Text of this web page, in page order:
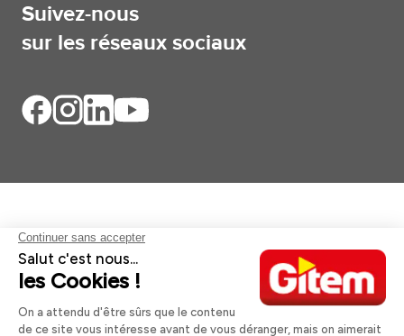
Suivez-nous
sur les réseaux sociaux
Aides et informations
Services
Informations légales